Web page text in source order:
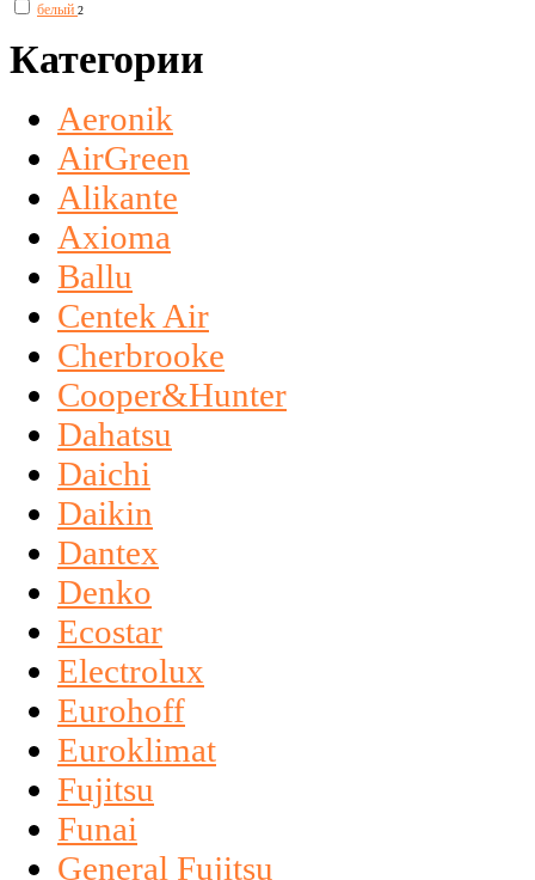
белый 2
Категории
Aeronik
AirGreen
Alikante
Axioma
Ballu
Centek Air
Cherbrooke
Cooper&Hunter
Dahatsu
Daichi
Daikin
Dantex
Denko
Ecostar
Electrolux
Eurohoff
Euroklimat
Fujitsu
Funai
General Fujitsu